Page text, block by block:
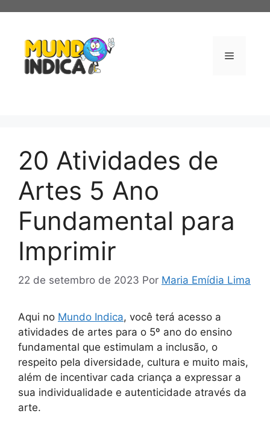
conteúdo
Menu
20 Atividades de
Artes 5 Ano
Fundamental para
Imprimir
22 de setembro de 2023 Por Maria Emídia Lima
Aqui no Mundo Indica, você terá acesso a
atividades de artes para o 5º ano do ensino
fundamental que estimulam a inclusão, o
respeito pela diversidade, cultura e muito mais,
além de incentivar cada criança a expressar a
sua individualidade e autenticidade através da
arte.